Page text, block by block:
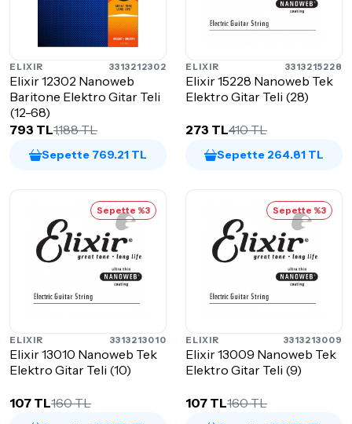
ELIXIR 3313212302
Elixir 12302 Nanoweb
Baritone Elektro Gitar Teli
(12-68)
793 TL1,188 TL
Sepette 769.21 TL
ELIXIR 3313215228
Elixir 15228 Nanoweb Tek
Elektro Gitar Teli (28)
273 TL410 TL
Sepette 264.81 TL
Sepette %3
ELIXIR 3313213010
Elixir 13010 Nanoweb Tek
Elektro Gitar Teli (10)
107 TL160 TL
Sepette %3
ELIXIR 3313213009
Elixir 13009 Nanoweb Tek
Elektro Gitar Teli (9)
107 TL160 TL